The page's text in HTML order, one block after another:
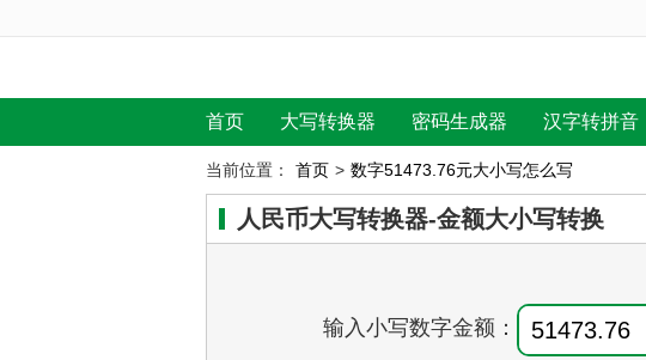
首页 大写转换器 密码生成器 汉字转拼音
当前位置： 首页 > 数字51473.76元大小写怎么写
人民币大写转换器-金额大小写转换
输入小写数字金额：